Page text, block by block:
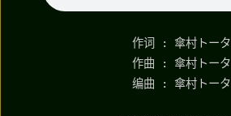
作词 : 傘村トータ
作曲 : 傘村トータ
编曲 : 傘村トータ